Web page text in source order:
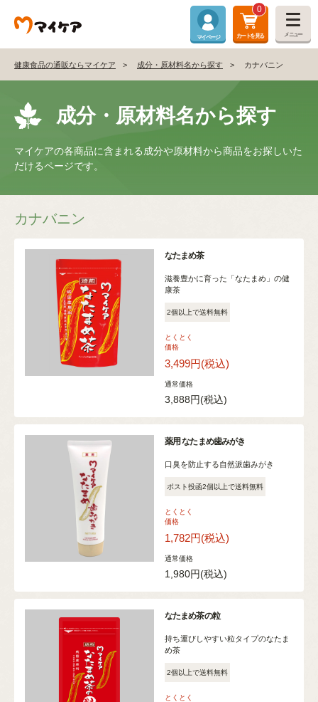
マイページ
0
カートを見る メニュー
健康食品の通販ならマイケア 成分・原材料名から探す カナバニン
成分・原材料名から探す
マイケアの各商品に含まれる成分や原材料から商品をお探しいた
だけるページです。
カナバニン
なたまめ茶
滋養豊かに育った「なたまめ」の健
康茶
2個以上で送料無料
とくとく
価格
3,499円(税込)
通常価格
3,888円(税込)
薬用 なたまめ歯みがき
口臭を防止する自然派歯みがき
ポスト投函2個以上で送料無料
とくとく
価格
1,782円(税込)
通常価格
1,980円(税込)
なたまめ茶の粒
持ち運びしやすい粒タイプのなたま
め茶
2個以上で送料無料
とくとく